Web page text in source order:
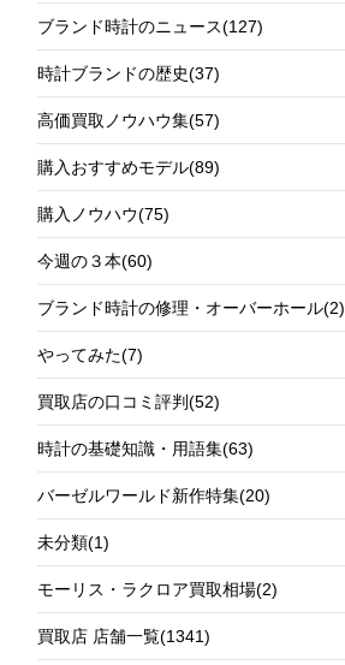
ブランド時計のニュース(127)
時計ブランドの歴史(37)
高価買取ノウハウ集(57)
購入おすすめモデル(89)
購入ノウハウ(75)
今週の３本(60)
ブランド時計の修理・オーバーホール(2)
やってみた(7)
買取店の口コミ評判(52)
時計の基礎知識・用語集(63)
バーゼルワールド新作特集(20)
未分類(1)
モーリス・ラクロア買取相場(2)
買取店 店舗一覧(1341)